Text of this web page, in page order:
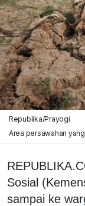
Republika/Prayogi
Area persawahan
Sosial
sampai ke